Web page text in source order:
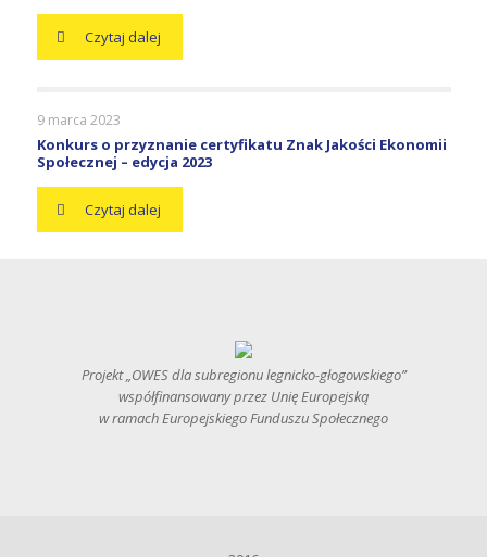
Czytaj dalej
9 marca 2023
Konkurs o przyznanie certyfikatu Znak Jakości Ekonomii
Społecznej – edycja 2023
Czytaj dalej
Projekt „OWES dla subregionu legnicko-głogowskiego”
współfinansowany przez Unię Europejską
w ramach Europejskiego Funduszu Społecznego